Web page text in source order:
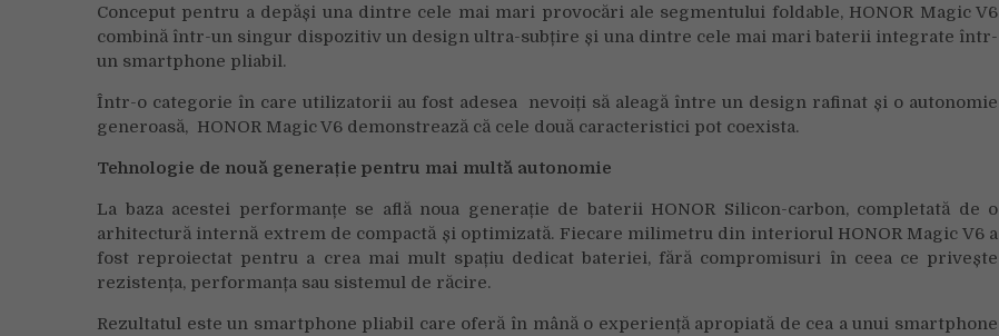
Conceput pentru a depăși una dintre cele mai mari provocări ale segmentului foldable, HONOR Magic V6
combină într-un singur dispozitiv un design ultra-subțire și una dintre cele mai mari baterii integrate într-
un smartphone pliabil.
Într-o categorie în care utilizatorii au fost adesea nevoiți să aleagă între un design rafinat și o autonomie
generoasă, HONOR Magic V6 demonstrează că cele două caracteristici pot coexista.
Tehnologie de nouă generație pentru mai multă autonomie
La baza acestei performanțe se află noua generație de baterii HONOR Silicon-carbon, completată de o
arhitectură internă extrem de compactă și optimizată. Fiecare milimetru din interiorul HONOR Magic V6 a
fost reproiectat pentru a crea mai mult spațiu dedicat bateriei, fără compromisuri în ceea ce privește
rezistența, performanța sau sistemul de răcire.
Rezultatul este un smartphone pliabil care oferă în mână o experiență apropiată de cea a unui smartphone